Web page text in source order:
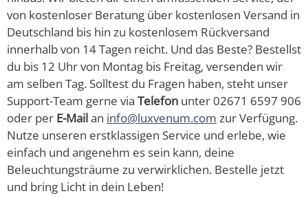
von kostenloser Beratung über kostenlosen Versand in
Deutschland bis hin zu kostenlosem Rückversand
innerhalb von 14 Tagen reicht. Und das Beste? Bestellst
du bis 12 Uhr von Montag bis Freitag, versenden wir
am selben Tag. Solltest du Fragen haben, steht unser
Support-Team gerne via Telefon unter 02671 6597 906
oder per E-Mailan info@luxvenum.com zur Verfügung.
Nutze unseren erstklassigen Service und erlebe, wie
einfach und angenehm es sein kann, deine
Beleuchtungsträume zu verwirklichen. Bestelle jetzt
und bring Licht in dein Leben!